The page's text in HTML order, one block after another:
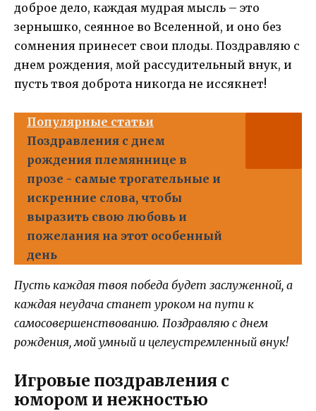
доброе дело, каждая мудрая мысль – это
зернышко, сеянное во Вселенной, и оно без
сомнения принесет свои плоды. Поздравляю с
днем рождения, мой рассудительный внук, и
пусть твоя доброта никогда не иссякнет!
Популярные статьи
Поздравления с днем
рождения племяннице в
прозе - самые трогательные и
искренние слова, чтобы
выразить свою любовь и
пожелания на этот особенный
день
Пусть каждая твоя победа будет заслуженной, а
каждая неудача станет уроком на пути к
самосовершенствованию. Поздравляю с днем
рождения, мой умный и целеустремленный внук!
Игровые поздравления с
юмором и нежностью